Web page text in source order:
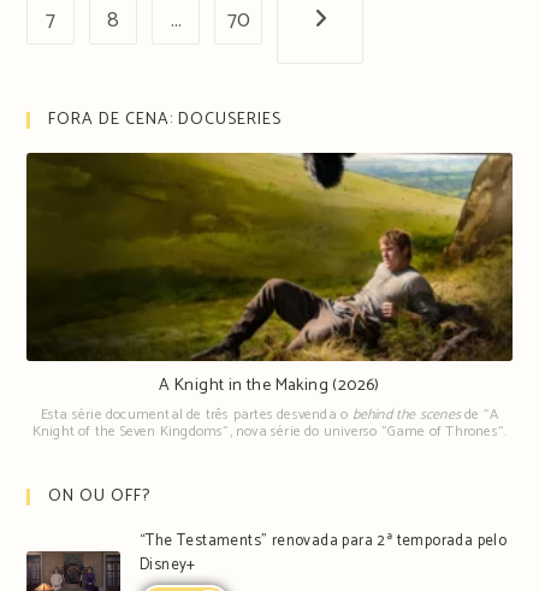
7 8 … 70 Próxima página
FORA DE CENA: DOCUSERIES
A Knight in the Making (2026)
Esta série documental de três partes desvenda o behind the scenesde "A
Knight of the Seven Kingdoms", nova série do universo "Game of Thrones".
ON OU OFF?
“The Testaments” renovada para 2ª temporada pelo
Disney+